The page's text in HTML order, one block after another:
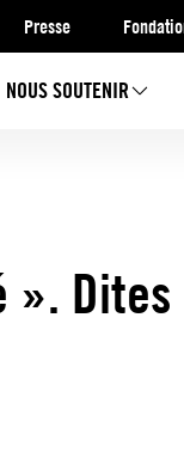
Presse
NOUS SOUTENIR
». Dites